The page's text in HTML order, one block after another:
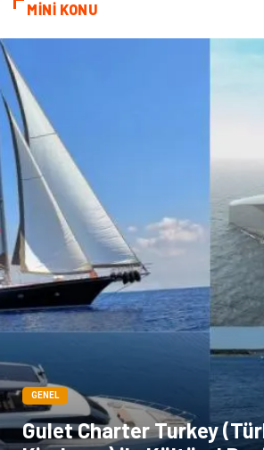
Kültür
Basın Yayın
Dernekler ve Birlikler
Moda İthalat
Alüminyum Tarım &
MİNİ KONU
GENEL
Gulet Charter Turkey